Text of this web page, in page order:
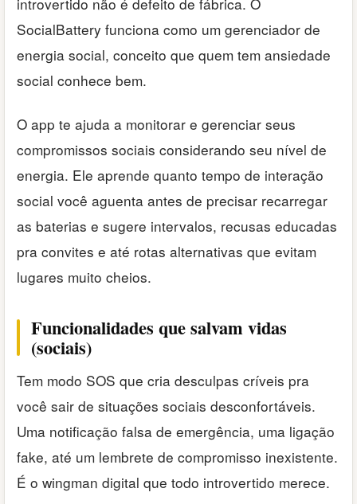
SocialBattery funciona como um gerenciador de
energia social, conceito que quem tem ansiedade
social conhece bem.
O app te ajuda a monitorar e gerenciar seus
compromissos sociais considerando seu nível de
energia. Ele aprende quanto tempo de interação
social você aguenta antes de precisar recarregar
as baterias e sugere intervalos, recusas educadas
pra convites e até rotas alternativas que evitam
lugares muito cheios.
Funcionalidades que salvam vidas
(sociais)
Tem modo SOS que cria desculpas críveis pra
você sair de situações sociais desconfortáveis.
Uma notificação falsa de emergência, uma ligação
fake, até um lembrete de compromisso inexistente.
É o wingman digital que todo introvertido merece.